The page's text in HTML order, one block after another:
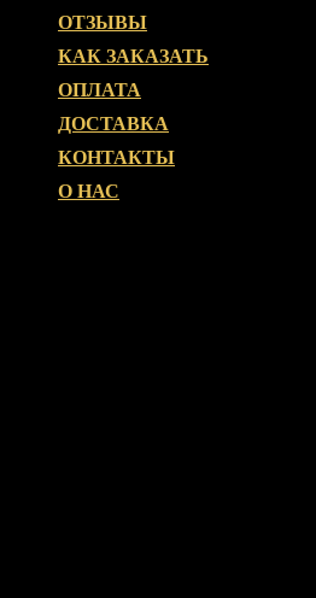
ОТЗЫВЫ
КАК ЗАКАЗАТЬ
ОПЛАТА
ДОСТАВКА
КОНТАКТЫ
О НАС